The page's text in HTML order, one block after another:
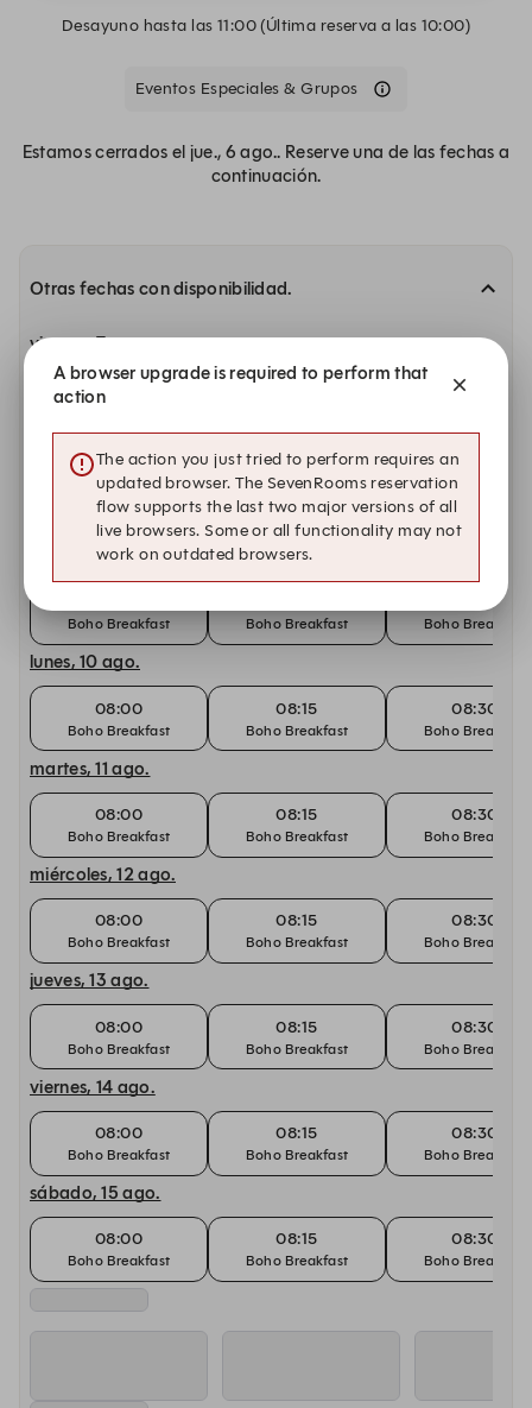
Desayuno hasta las 11:00 (Última reserva a las 10:00)
Eventos Especiales & Grupos
Estamos cerrados el jue., 6 ago.. Reserve una de las fechas a
continuación.
Otras fechas con disponibilidad.
viernes, 7 ago.
08:00 08:30
sábado, 8 ago.
08:00
Boho Breakfast Boho Breakfast
08:30
Boho Breakfast
domingo, 9 ago.
Boho Breakfast Boho Breakfast
08:30
Boho Breakfast
lunes, 10 ago.
08:00
Boho Breakfast
08:15
Boho Breakfast
08:30
Boho Breakfast
martes, 11 ago.
08:00
Boho Breakfast
08:15
Boho Breakfast
08:30
Boho Breakfast
miércoles, 12 ago.
08:00
Boho Breakfast
08:15
Boho Breakfast
08:30
Boho Breakfast
jueves, 13 ago.
08:00
Boho Breakfast
08:15
Boho Breakfast
08:30
Boho Breakfast
viernes, 14 ago.
08:00
Boho Breakfast
08:15
Boho Breakfast
08:30
Boho Breakfast
sábado, 15 ago.
08:00
Boho Breakfast
08:15
Boho Breakfast
08:30
Boho Breakfast
A browser upgrade is required to perform that
action
The action you just tried to perform requires an
updated browser. The SevenRooms reservation
flow supports the last two major versions of all
live browsers. Some or all functionality may not
work on outdated browsers.